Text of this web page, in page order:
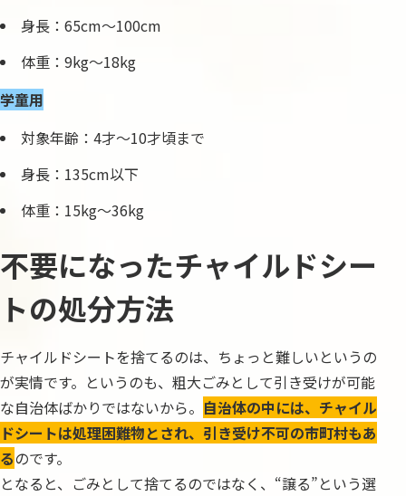
身長：65cm〜100cm
体重：9kg〜18kg
学童用
対象年齢：4才〜10才頃まで
身長：135cm以下
体重：15kg〜36kg
不要になったチャイルドシー
トの処分方法
チャイルドシートを捨てるのは、ちょっと難しいというの
が実情です。というのも、粗大ごみとして引き受けが可能
な自治体ばかりではないから。 自治体の中には、チャイル
ドシートは処理困難物とされ、引き受け不可の市町村もあ
るのです。
となると、ごみとして捨てるのではなく、“譲る”という選